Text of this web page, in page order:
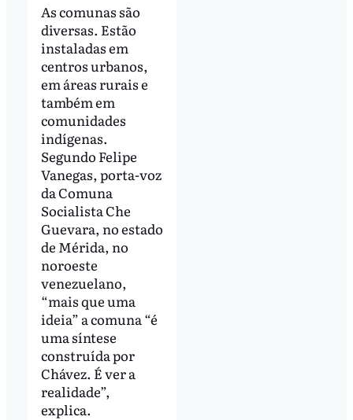
As comunas são
diversas. Estão
instaladas em
centros urbanos,
em áreas rurais e
também em
comunidades
indígenas.
Segundo Felipe
Vanegas, porta-voz
da Comuna
Socialista Che
Guevara, no estado
de Mérida, no
noroeste
venezuelano,
“mais que uma
ideia” a comuna “é
uma síntese
construída por
Chávez. É ver a
realidade”,
explica.